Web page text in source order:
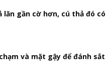
lăn gần cờ hơn, cú thả đó có
và mặt gậy để đánh sắt